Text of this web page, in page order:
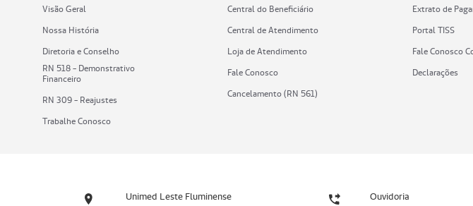
Visão Geral
Nossa História
Diretoria e Conselho
RN 518 - Demonstrativo
Financeiro
RN 309 - Reajustes
Trabalhe Conosco
Central do Beneficiário
Central de Atendimento
Loja de Atendimento
Fale Conosco
Cancelamento (RN 561)
Extrato de
Portal TISS
Fale Conosco
Declarações
Unimed Leste Fluminense Ouvidoria